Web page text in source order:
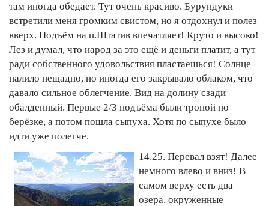
там иногда обедает. Тут очень красиво. Бурундуки
встретили меня громким свистом, но я отдохнул и полез
вверх. Подъём на п.Штатив впечатляет! Круто и высоко!
Лез и думал, что народ за это ещё и деньги платит, а тут
ради собственного удовольствия пластаешься! Солнце
палило нещадно, но иногда его закрывало облаком, что
давало сильное облегчение. Вид на долину сзади
обалденный. Первые 2/3 подъёма были тропой по
берёзке, а потом пошла сыпуха. Хотя по сыпухе было
идти уже полегче.
14.25. Перевал взят! Далее
немного влево и вниз! В
самом верху есть два
озера, окруженные